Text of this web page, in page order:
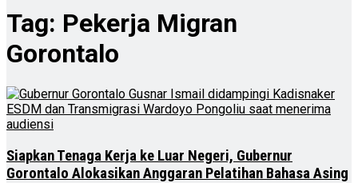
Tag: Pekerja Migran
Gorontalo
Siapkan Tenaga Kerja ke Luar Negeri, Gubernur
Gorontalo Alokasikan Anggaran Pelatihan Bahasa Asing